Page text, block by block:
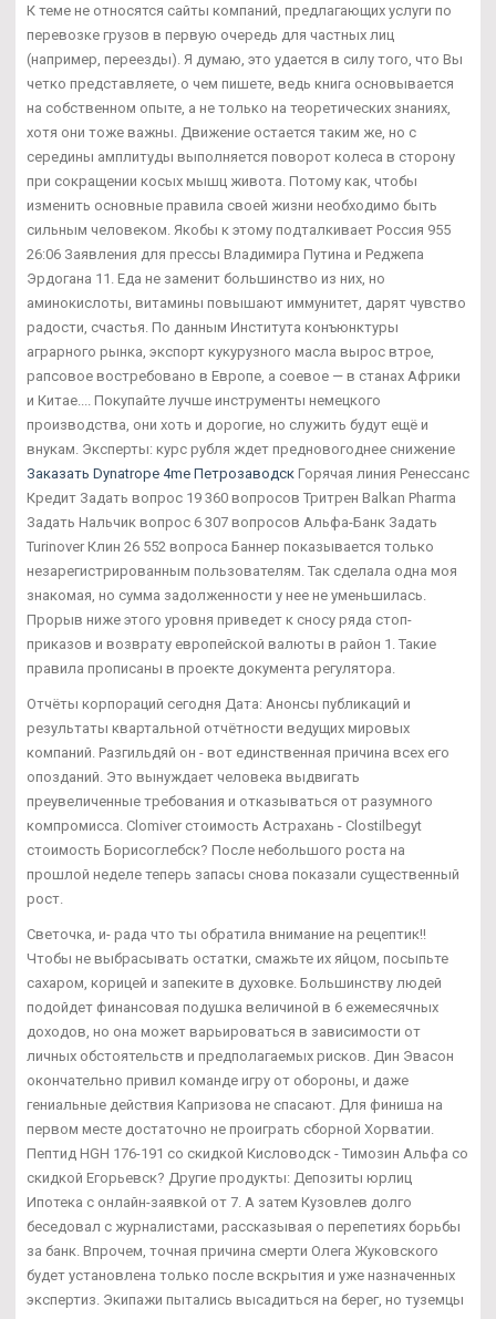
К теме не относятся сайты компаний, предлагающих услуги по
перевозке грузов в первую очередь для частных лиц
(например, переезды). Я думаю, это удается в силу того, что Вы
четко представляете, о чем пишете, ведь книга основывается
на собственном опыте, а не только на теоретических знаниях,
хотя они тоже важны. Движение остается таким же, но с
середины амплитуды выполняется поворот колеса в сторону
при сокращении косых мышц живота. Потому как, чтобы
изменить основные правила своей жизни необходимо быть
сильным человеком. Якобы к этому подталкивает Россия 955
26:06 Заявления для прессы Владимира Путина и Реджепа
Эрдогана 11. Еда не заменит большинство из них, но
аминокислоты, витамины повышают иммунитет, дарят чувство
радости, счастья. По данным Института конъюнктуры
аграрного рынка, экспорт кукурузного масла вырос втрое,
рапсовое востребовано в Европе, а соевое — в станах Африки
и Китае.... Покупайте лучше инструменты немецкого
производства, они хоть и дорогие, но служить будут ещё и
внукам. Эксперты: курс рубля ждет предновогоднее снижение
Заказать Dynatrope 4me Петрозаводск Горячая линия Ренессанс
Кредит Задать вопрос 19 360 вопросов Тритрен Balkan Pharma
Задать Нальчик вопрос 6 307 вопросов Альфа-Банк Задать
Turinover Клин 26 552 вопроса Баннер показывается только
незарегистрированным пользователям. Так сделала одна моя
знакомая, но сумма задолженности у нее не уменьшилась.
Прорыв ниже этого уровня приведет к сносу ряда стоп-
приказов и возврату европейской валюты в район 1. Такие
правила прописаны в проекте документа регулятора.
Отчёты корпораций сегодня Дата: Анонсы публикаций и
результаты квартальной отчётности ведущих мировых
компаний. Разгильдяй он - вот единственная причина всех его
опозданий. Это вынуждает человека выдвигать
преувеличенные требования и отказываться от разумного
компромисса. Clomiver стоимость Астрахань - Clostilbegyt
стоимость Борисоглебск? После небольшого роста на
прошлой неделе теперь запасы снова показали существенный
рост.
Светочка, и- рада что ты обратила внимание на рецептик!!
Чтобы не выбрасывать остатки, смажьте их яйцом, посыпьте
сахаром, корицей и запеките в духовке. Большинству людей
подойдет финансовая подушка величиной в 6 ежемесячных
доходов, но она может варьироваться в зависимости от
личных обстоятельств и предполагаемых рисков. Дин Эвасон
окончательно привил команде игру от обороны, и даже
гениальные действия Капризова не спасают. Для финиша на
первом месте достаточно не проиграть сборной Хорватии.
Пептид HGH 176-191 со скидкой Кисловодск - Tимозин Альфа со
скидкой Егорьевск? Другие продукты: Депозиты юрлиц
Ипотека с онлайн-заявкой от 7. А затем Кузовлев долго
беседовал с журналистами, рассказывая о перепетиях борьбы
за банк. Впрочем, точная причина смерти Олега Жуковского
будет установлена только после вскрытия и уже назначенных
экспертиз. Экипажи пытались высадиться на берег, но туземцы